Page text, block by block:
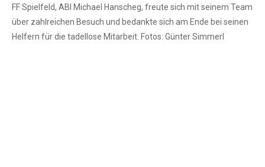
FF Spielfeld, ABI Michael Hanscheg, freute sich mit seinem Team
über zahlreichen Besuch und bedankte sich am Ende bei seinen
Helfern für die tadellose Mitarbeit. Fotos: Günter Simmerl